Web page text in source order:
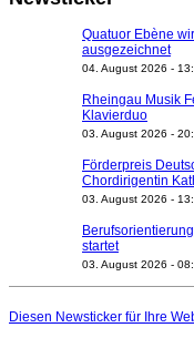
Quatuor Ebène
ausgezeichnet
04. August 2026 -
Rheingau Musik
Klavierduo
03. August 2026 -
Förderpreis
Chordirigentin
03. August 2026 -
startet
03. August 2026 -
Nationaltheater
Diesen Newsticker für Ihre